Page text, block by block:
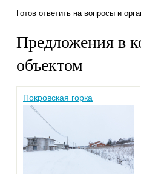
Готов ответить на вопросы и
Предложения в
объектом
Покровская горка